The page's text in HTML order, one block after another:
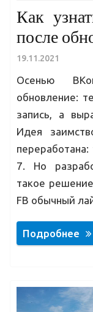
Как
после
19.11.2021
Осенью
обновление:
запись, а
Идея
7. Но
такое
FB обычный
Подробнее